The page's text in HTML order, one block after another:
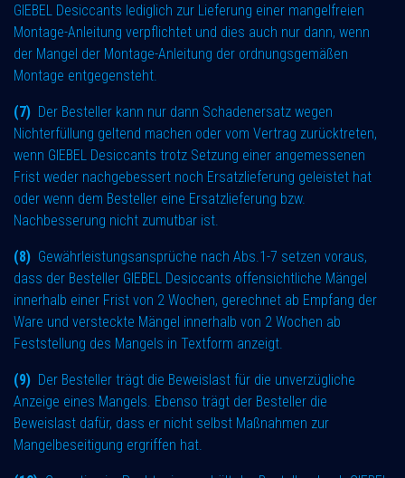
GIEBEL Desiccants lediglich zur Lieferung einer mangelfreien
Montage-Anleitung verpflichtet und dies auch nur dann, wenn
der Mangel der Montage-Anleitung der ordnungsgemäßen
Montage entgegensteht.
(7) Der Besteller kann nur dann Schadenersatz wegen
Nichterfüllung geltend machen oder vom Vertrag zurücktreten,
wenn GIEBEL Desiccants trotz Setzung einer angemessenen
Frist weder nachgebessert noch Ersatzlieferung geleistet hat
oder wenn dem Besteller eine Ersatzlieferung bzw.
Nachbesserung nicht zumutbar ist.
(8) Gewährleistungsansprüche nach Abs.1-7 setzen voraus,
dass der Besteller GIEBEL Desiccants offensichtliche Mängel
innerhalb einer Frist von 2 Wochen, gerechnet ab Empfang der
Ware und versteckte Mängel innerhalb von 2 Wochen ab
Feststellung des Mangels in Textform anzeigt.
(9) Der Besteller trägt die Beweislast für die unverzügliche
Anzeige eines Mangels. Ebenso trägt der Besteller die
Beweislast dafür, dass er nicht selbst Maßnahmen zur
Mangelbeseitigung ergriffen hat.